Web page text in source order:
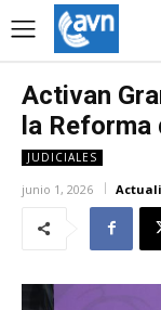
Activan
la Reforma
JUDICIALES
junio 1, 2026